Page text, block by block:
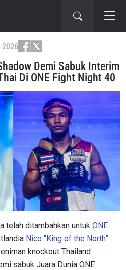
2026
Demi Sabuk Interim
Di ONE Fight Night 40
telah ditambahkan untuk ONE
Nico “King of the North”
knockout Thailand
sabuk Juara Dunia ONE